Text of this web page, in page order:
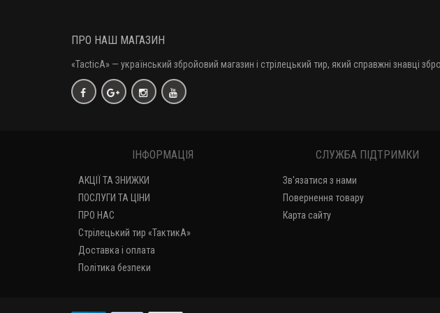
ПРО НАШ МАГАЗИН
«TacticA» — український збройовий магазин і стрілецький тир, який справжні знавці
ІНФОРМАЦІЯ
АКЦІЇ ТА ЗНИЖКИ
ПОСЛУГИ ТА ЦІНИ
ПРО НАС
Стрілецький тир «ТактикА»
Доставка і оплата
Політика безпеки
СЛУЖБА ПІДТРИМКИ
Зв'язатися з нами
Повернення товару
Карта сайту